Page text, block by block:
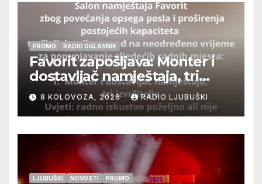
PROMO RADIO OGLASNIK
Favorit zapošljava: Monter i
dostavljač namještaja, tri
izvršitelja
8 KOLOVOZA, 2026 RADIO LJUBUŠKI
LJUBUŠKI NOVOSTI PROMO